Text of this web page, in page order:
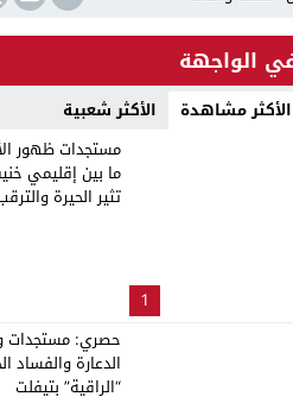
بنزاهة النهائي
الواجهة
الأكثر مشاهدة الأكثر شعبية
1
مستجدات ظهور
ما بين إقليمي
تثير الحيرة
حصري: مستجدات
الدعارة والفساد
“الراقية” بتيفلت